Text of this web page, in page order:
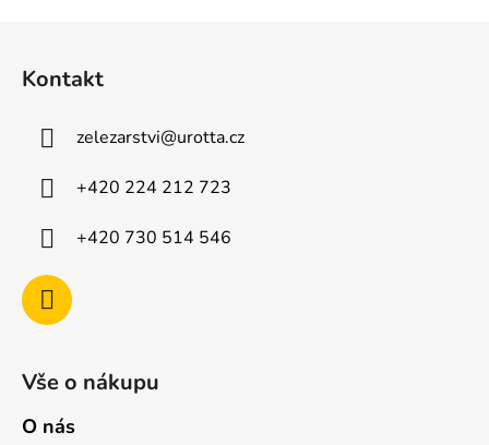
Kontakt
zelezarstvi@urotta.cz
+420 224 212 723
+420 730 514 546
Vše o nákupu
O nás